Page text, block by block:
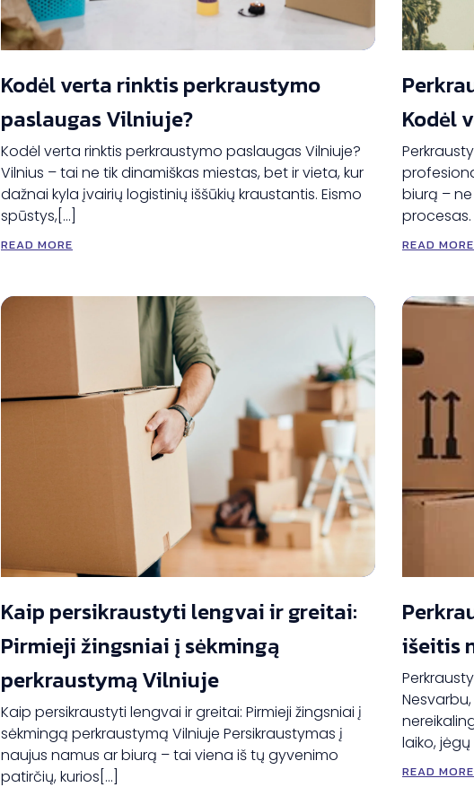
Kodėl verta rinktis perkraustymo
paslaugas Vilniuje?
Kodėl verta rinktis perkraustymo paslaugas Vilniuje?
Vilnius – tai ne tik dinamiškas miestas, bet ir vieta, kur
dažnai kyla įvairių logistinių iššūkių kraustantis. Eismo
spūstys,[…]
READ MORE
Kodėl
biurą –
procesas.
READ MORE
Kaip persikraustyti lengvai ir greitai:
Pirmieji žingsniai į sėkmingą
perkraustymą Vilniuje
Kaip persikraustyti lengvai ir greitai: Pirmieji žingsniai į
sėkmingą perkraustymą Vilniuje Persikraustymas į
naujus namus ar biurą – tai viena iš tų gyvenimo
patirčių, kurios[…]
išeitis
laiko, jėgų
READ MORE